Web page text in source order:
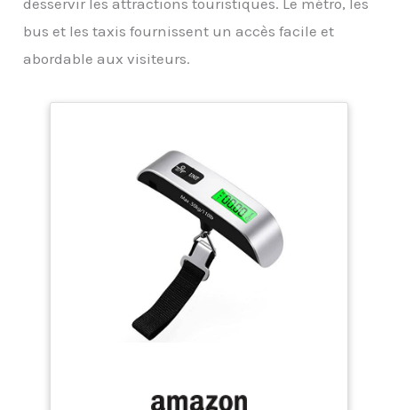
desservir les attractions touristiques. Le métro, les
bus et les taxis fournissent un accès facile et
abordable aux visiteurs.